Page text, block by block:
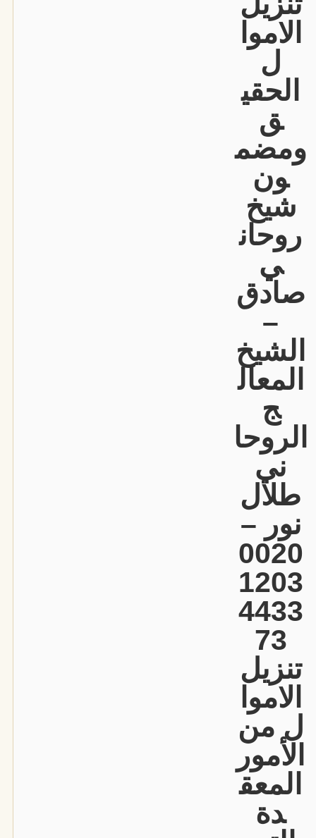
الاموا
ل
الحقي
ق
ومضم
ون
شيخ
روحان
ي
صادق
–
الشيخ
المعال
ج
الروحا
ني
طلال
نور –
0020
1203
4433
73
تنزيل
الاموا
ل من
الأمور
المعق
دة